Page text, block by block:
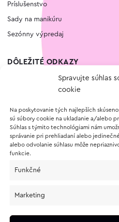
Spravujte súhlas
cookie
Na poskytovanie tých najlepších
sú súbory cookie na ukladanie a/alebo
Súhlas s týmito technológiami nám
správanie pri prehliadaní alebo
alebo odvolanie súhlasu môže
funkcie.
Funkčné
Marketing
Príslušenstvo
Sady na manikúru
Sezónny výpredaj
DÔLEŽITÉ ODKAZY
Vernostný program
O NÁKUPE
Vrátenie a reklamácia tovaru